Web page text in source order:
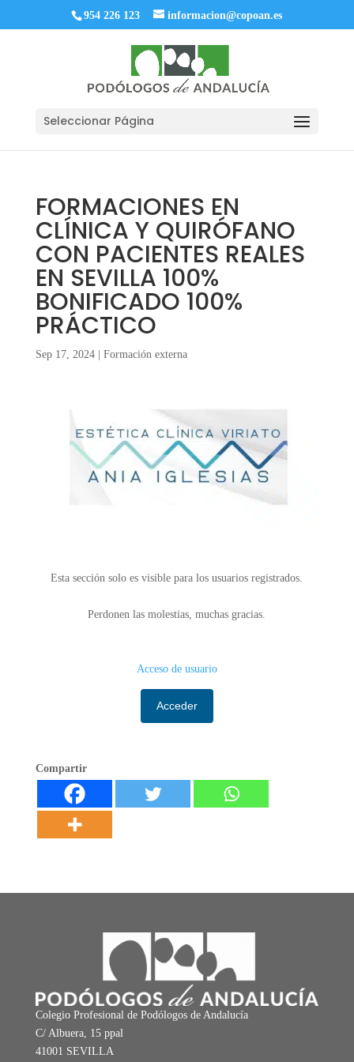
954 226 123 informacion@copoan.es
Seleccionar Página
FORMACIONES EN
CLÍNICA Y QUIRÓFANO
CON PACIENTES REALES
EN SEVILLA 100%
BONIFICADO 100%
PRÁCTICO
Sep 17, 2024| Formación externa
Esta sección solo es visible para los usuarios registrados.
Perdonen las molestias, muchas gracias.
Acceso de usuario
Acceder
Compartir
Colegio Profesional de Podólogos de Andalucía
C/ Albuera, 15 ppal
41001 SEVILLA